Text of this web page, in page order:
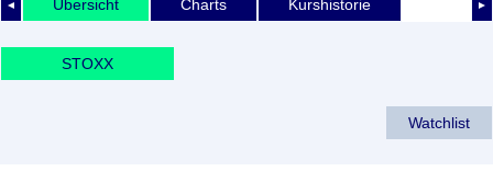
◄ ►
Übersicht Charts Kurshistorie
STOXX
Watchlist